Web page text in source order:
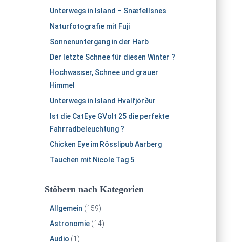
Unterwegs in Island – Snæfellsnes
Naturfotografie mit Fuji
Sonnenuntergang in der Harb
Der letzte Schnee für diesen Winter ?
Hochwasser, Schnee und grauer
Himmel
Unterwegs in Island Hvalfjörður
Ist die CatEye GVolt 25 die perfekte
Fahrradbeleuchtung ?
Chicken Eye im Rösslipub Aarberg
Tauchen mit Nicole Tag 5
Stöbern nach Kategorien
Allgemein (159)
Astronomie(14)
Audio (1)